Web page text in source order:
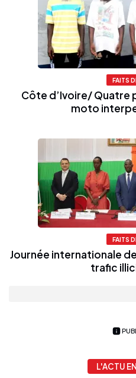
FAITS
Côte d’Ivoire/ Quatre
moto
FAITS
Journée internationale
trafic
L'ACTU